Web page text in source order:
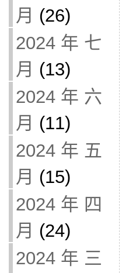
月 (26)
2024 年 七
月 (13)
2024 年 六
月 (11)
2024 年 五
月 (15)
2024 年 四
月 (24)
2024 年 三